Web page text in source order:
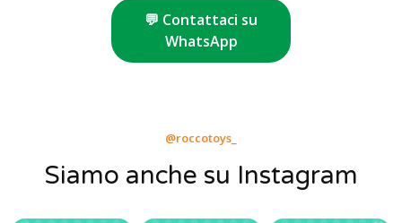
💬 Contattaci su
WhatsApp
@roccotoys_
Siamo anche su Instagram